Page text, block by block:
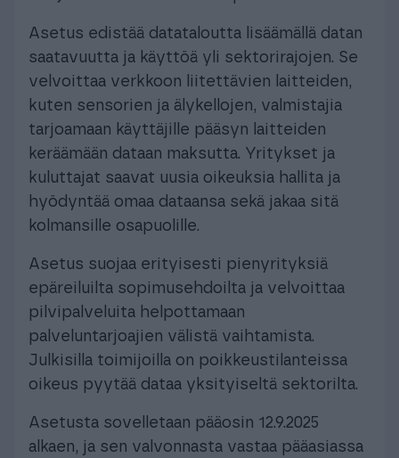
Asetus edistää datataloutta lisäämällä datan
saatavuutta ja käyttöä yli sektorirajojen. Se
velvoittaa verkkoon liitettävien laitteiden,
kuten sensorien ja älykellojen, valmistajia
tarjoamaan käyttäjille pääsyn laitteiden
keräämään dataan maksutta. Yritykset ja
kuluttajat saavat uusia oikeuksia hallita ja
hyödyntää omaa dataansa sekä jakaa sitä
kolmansille osapuolille.
Asetus suojaa erityisesti pienyrityksiä
epäreiluilta sopimusehdoilta ja velvoittaa
pilvipalveluita helpottamaan
palveluntarjoajien välistä vaihtamista.
Julkisilla toimijoilla on poikkeustilanteissa
oikeus pyytää dataa yksityiseltä sektorilta.
Asetusta sovelletaan pääosin 12.9.2025
alkaen, ja sen valvonnasta vastaa pääasiassa